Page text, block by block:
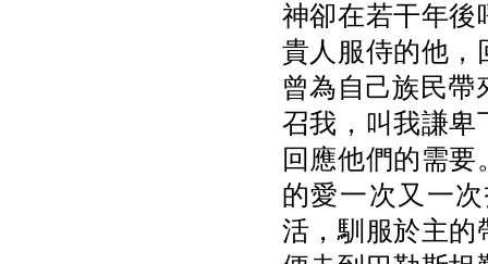
神卻在若干年後
貴人服侍的他，
曾為自己族民帶
召我，叫我謙卑
回應他們的需
的愛一次又一
活，馴服於主的